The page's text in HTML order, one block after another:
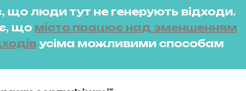
що люди тут не генерують відходи.
що місто працює над зменшенням
усіма можливими способам